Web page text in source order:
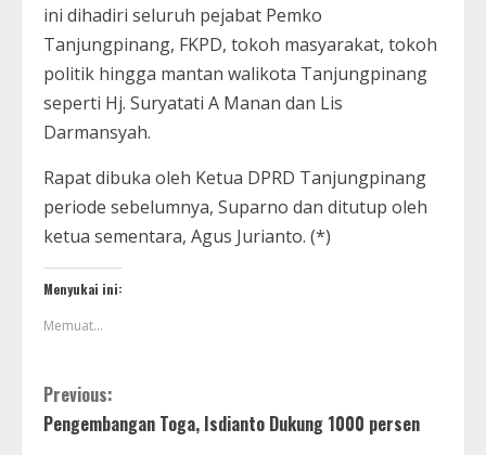
ini dihadiri seluruh pejabat Pemko
Tanjungpinang, FKPD, tokoh masyarakat, tokoh
politik hingga mantan walikota Tanjungpinang
seperti Hj. Suryatati A Manan dan Lis
Darmansyah.
Rapat dibuka oleh Ketua DPRD Tanjungpinang
periode sebelumnya, Suparno dan ditutup oleh
ketua sementara, Agus Jurianto. (*)
Menyukai ini:
Memuat...
Previous:
Pengembangan Toga, Isdianto Dukung 1000 persen